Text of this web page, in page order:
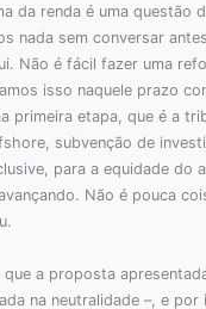
da renda é uma questão
nada sem conversar
Não é fácil fazer uma
isso naquele prazo
primeira etapa, que é a
subvenção de
para a equidade do
Não é pouca
a proposta
na neutralidade –, e